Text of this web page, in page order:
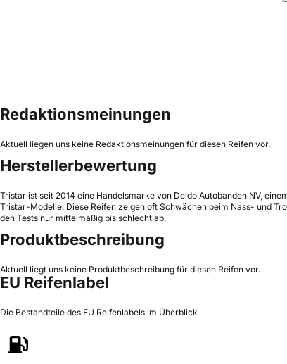
Redaktionsmeinungen
Aktuell liegen uns keine Redaktionsmeinungen für diesen Reifen vor.
Herstellerbewertung
Tristar ist seit 2014 eine Handelsmarke von Deldo Autobanden NV,
Tristar-Modelle. Diese Reifen zeigen oft Schwächen beim Nass- und
den Tests nur mittelmäßig bis schlecht ab.
Produktbeschreibung
Aktuell liegt uns keine Produktbeschreibung für diesen Reifen vor.
EU Reifenlabel
Die Bestandteile des EU Reifenlabels im Überblick